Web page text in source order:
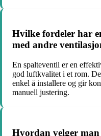
Hvilke fordeler har
med andre
En spalteventil er en
god luftkvalitet i et rom.
enkel å installere og gir
manuell justering.
Hvordan velger